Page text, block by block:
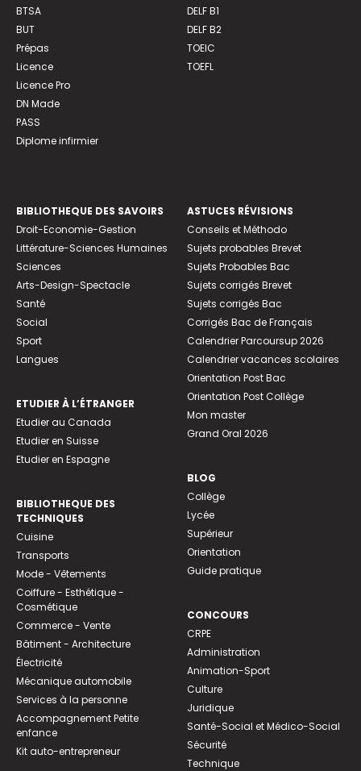
BTSA
BUT
Prépas
Licence
Licence Pro
DN Made
PASS
Diplome infirmier
DELF B1
DELF B2
TOEIC
TOEFL
BIBLIOTHEQUE DES SAVOIRS
Droit-Economie-Gestion
Littérature-Sciences Humaines
Sciences
Arts-Design-Spectacle
Santé
Social
Sport
Langues
ETUDIER À L’ÉTRANGER
Etudier au Canada
Etudier en Suisse
Etudier en Espagne
BIBLIOTHEQUE DES
TECHNIQUES
Cuisine
Transports
Mode - Vêtements
Coiffure - Esthétique -
Cosmétique
Commerce - Vente
Bâtiment - Architecture
Électricité
Mécanique automobile
Services à la personne
Accompagnement Petite
enfance
Kit auto-entrepreneur
ASTUCES RÉVISIONS
Conseils et Méthodo
Sujets probables Brevet
Sujets Probables Bac
Sujets corrigés Brevet
Sujets corrigés Bac
Corrigés Bac de Français
Calendrier Parcoursup 2026
Calendrier vacances scolaires
Orientation Post Bac
Orientation Post Collège
Mon master
Grand Oral 2026
BLOG
Collège
Lycée
Supérieur
Orientation
Guide pratique
CONCOURS
CRPE
Administration
Animation-Sport
Culture
Juridique
Santé-Social et Médico-Social
Sécurité
Technique